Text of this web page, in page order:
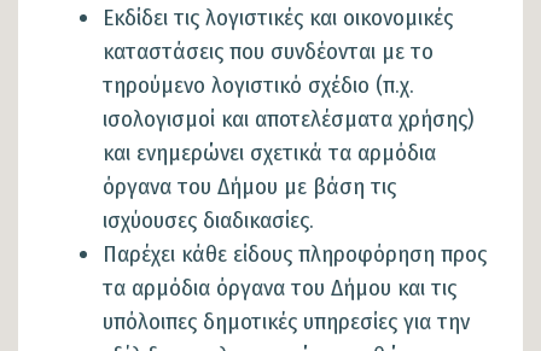
Εκδίδει τις λογιστικές και οικονομικές
καταστάσεις που συνδέονται με το
τηρούμενο λογιστικό σχέδιο (π.χ.
ισολογισμοί και αποτελέσματα χρήσης)
και ενημερώνει σχετικά τα αρμόδια
όργανα του Δήμου με βάση τις
ισχύουσες διαδικασίες.
Παρέχει κάθε είδους πληροφόρηση προς
τα αρμόδια όργανα του Δήμου και τις
υπόλοιπες δημοτικές υπηρεσίες για την